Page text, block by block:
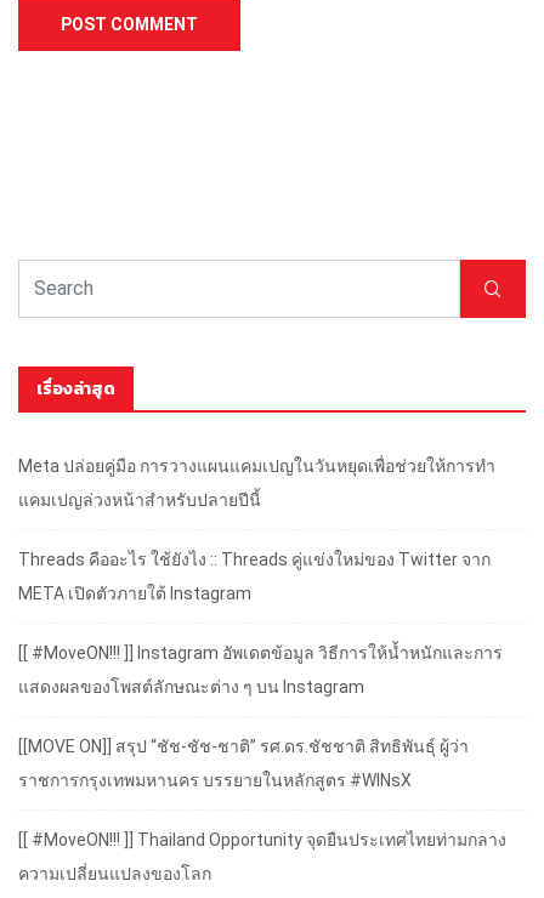
เรื่องล่าสุด
Meta ปล่อยคู่มือ การวางแผนแคมเปญในวันหยุดเพื่อช่วยให้การทำ
แคมเปญล่วงหน้าสำหรับปลายปีนี้
Threads คืออะไร ใช้ยังไง :: Threads คู่แข่งใหม่ของ Twitter จาก
META เปิดตัวภายใต้ Instagram
[[ #MoveON!!! ]] Instagram อัพเดตข้อมูล วิธีการให้น้ำหนักและการ
แสดงผลของโพสต์ลักษณะต่าง ๆ บน Instagram
[[MOVE ON]] สรุป “ชัช-ชัช-ชาติ” รศ.ดร.ชัชชาติ สิทธิพันธุ์ ผู้ว่า
ราชการกรุงเทพมหานคร บรรยายในหลักสูตร #WINsX
[[ #MoveON!!! ]] Thailand Opportunity จุดยืนประเทศไทยท่ามกลาง
ความเปลี่ยนแปลงของโลก